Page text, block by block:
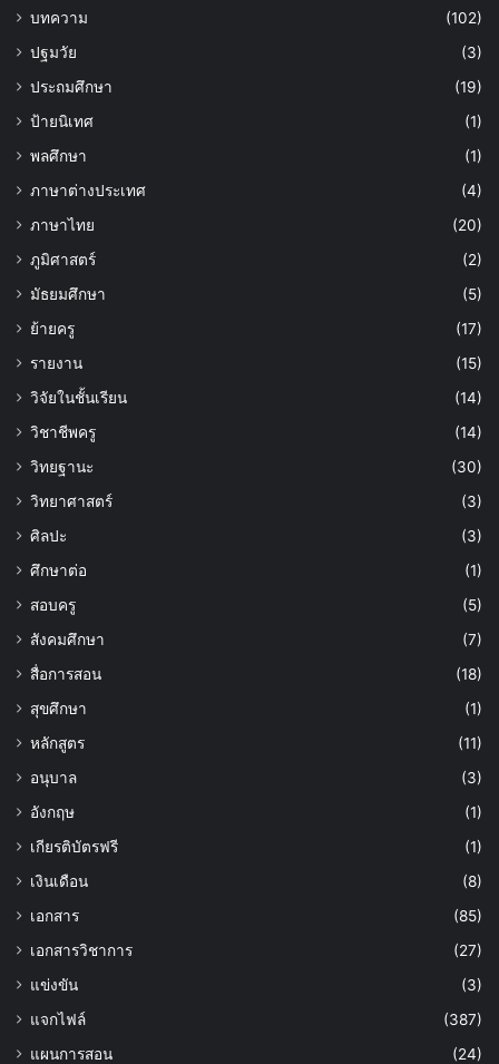
บทความ
(102)
ปฐมวัย
(3)
ประถมศึกษา
(19)
ป้ายนิเทศ
(1)
พลศึกษา
(1)
ภาษาต่างประเทศ
(4)
ภาษาไทย
(20)
ภูมิศาสตร์
(2)
มัธยมศึกษา
(5)
ย้ายครู
(17)
รายงาน
(15)
วิจัยในชั้นเรียน
(14)
วิชาชีพครู
(14)
วิทยฐานะ
(30)
วิทยาศาสตร์
(3)
ศิลปะ
(3)
ศึกษาต่อ
(1)
สอบครู
(5)
สังคมศึกษา
(7)
สื่อการสอน
(18)
สุขศึกษา
(1)
หลักสูตร
(11)
อนุบาล
(3)
อังกฤษ
(1)
เกียรติบัตรฟรี
(1)
เงินเดือน
(8)
เอกสาร
(85)
เอกสารวิชาการ
(27)
แข่งขัน
(3)
แจกไฟล์
(387)
แผนการสอน
(24)